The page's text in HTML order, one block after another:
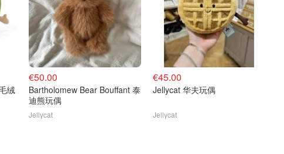
€50.00
Bartholomew Bear Bouffant 泰
迪熊玩偶
Jellycat
€45.00
Jellycat 华夫玩偶
Jellycat